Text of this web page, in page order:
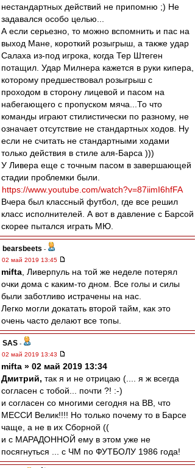
нестандартных действий не припомню ;) Не
задавался особо целью...
А если серьезно, то можно вспомнить и пас на
выход Мане, короткий розыгрыш, а также удар
Салаха из-под игрока, когда Тер Штеген
потащил. Удар Милнера кажется в руки кипера,
которому предшествовал розыгрыш с
проходом в сторону лицевой и пасом на
набегающего с пропуском мяча...То что
команды играют стилистически по разному, не
означает отсутствие не стандартных ходов. Ну
если не считать не стандартными ходами
только действия в стиле аля-Барса )))
У Ливера еще с точным пасом в завершающей
стадии проблемки были.
https://www.youtube.com/watch?v=87iimI6hfFA
Вчера был классный футбол, где все решил
класс исполнителей. А вот в давление с Барсой
скорее пытался играть МЮ.
bearsbeets -
02 май 2019 13:45
mifta , Ливерпуль на той же неделе потерял
очки дома с каким-то дном. Все голы и силы
были заботливо истрачены на нас.
Легко могли докатать второй тайм, как это
очень часто делают все топы.
SAS -
02 май 2019 13:43
mifta » 02 май 2019 13:34
Дмитрий, так я и не отрицаю (.... я ж всегда
согласен с тобой... почти ?! :-)
и согласен со многими сегодня на ВВ, что
МЕССИ Велик!!!! Но только почему то в Барсе
чаще, а не в их Сборной ((
и с МАРАДОННОЙ ему в этом уже не
посягнуться ... с ЧМ по ФУТБОЛУ 1986 года!